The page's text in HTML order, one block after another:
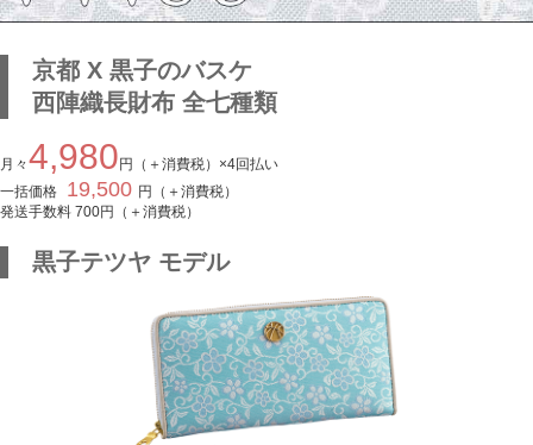
京都 X 黒子のバスケ
西陣織長財布 全七種類
月々4,980円（＋消費税）×4回払い
一括価格
19,500 円（＋消費税）
発送手数料 700円（＋消費税）
黒子テツヤ モデル